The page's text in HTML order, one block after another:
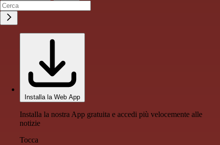
Installa la Web App
Installa la nostra App gratuita e accedi più velocemente alle
notizie
Tocca